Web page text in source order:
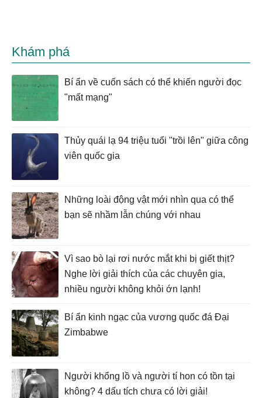
Khám phá
Bí ẩn về cuốn sách có thể khiến người đọc
"mất mạng"
Thủy quái lạ 94 triệu tuổi "trồi lên" giữa công
viên quốc gia
Những loài động vật mới nhìn qua có thể
bạn sẽ nhầm lẫn chúng với nhau
Vì sao bò lại rơi nước mắt khi bị giết thịt?
Nghe lời giải thích của các chuyên gia,
nhiều người không khỏi ớn lạnh!
Bí ẩn kinh ngạc của vương quốc đá Đại
Zimbabwe
Người khổng lồ và người tí hon có tồn tại
không? 4 dấu tích chưa có lời giải!